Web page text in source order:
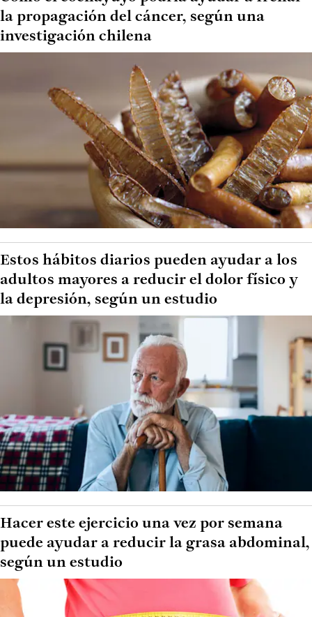
la propagación del cáncer, según una
investigación chilena
Estos hábitos diarios pueden ayudar a los
adultos mayores a reducir el dolor físico y
la depresión, según un estudio
Hacer este ejercicio una vez por semana
puede ayudar a reducir la grasa abdominal,
según un estudio